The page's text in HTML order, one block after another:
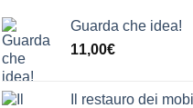
Guarda che idea!
11,00€
Il restauro dei